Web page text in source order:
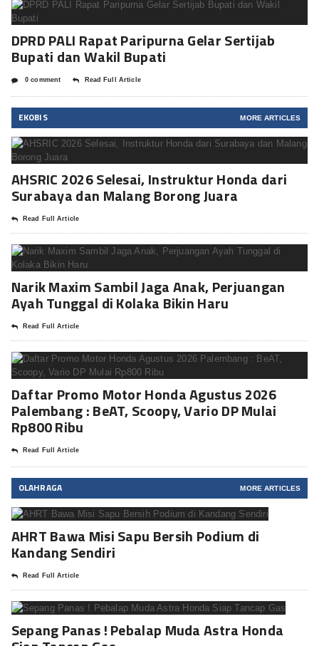
DPRD PALI Rapat Paripurna Gelar Sertijab
Bupati dan Wakil Bupati
0 comment Read Full Article
EKOBIS MORE ARTICLES
AHSRIC 2026 Selesai, Instruktur Honda dari
Surabaya dan Malang Borong Juara
Read Full Article
Narik Maxim Sambil Jaga Anak, Perjuangan
Ayah Tunggal di Kolaka Bikin Haru
Read Full Article
Daftar Promo Motor Honda Agustus 2026
Palembang : BeAT, Scoopy, Vario DP Mulai
Rp800 Ribu
Read Full Article
OLAHRAGA MORE ARTICLES
AHRT Bawa Misi Sapu Bersih Podium di
Kandang Sendiri
Read Full Article
Sepang Panas ! Pebalap Muda Astra Honda